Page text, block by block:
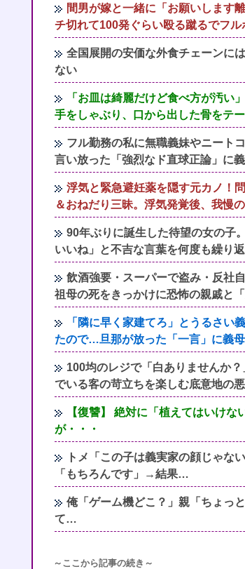
間男が嫁と一緒に「お願いします
チ切れて100発ぐらい殴る蹴るでフ
全国展開の安価な外食チェーンに
ない
「お皿は綺麗だけど食べ方が汚
手をしゃぶり、口から出した骨をテ
フル勤務の私に無職義妹やニート
言い放った「強烈なド直球正論」に
浮気と緊急避妊薬を隠す元カノ！
＆おねだり三昧。浮気発覚後、我慢
90年ぶりに誕生した待望の女の子
いいね」と不吉な言葉を何度も繰り
飲酒強要・スーパーで盗み・反社
祖母の死をきっかけに恐怖の親戚と
「隣に早く家建てろ」とうるさい
たので…旦那が放った「一言」に義
100均のレジで「白ありませんか
でいる客の苛立ちを楽しむ底意地の
【復讐】 絶対に「植えてはいけ
が・・・
トメ「この子は義実家の顔じゃな
「もちろんです」→結果…
俺「ゲーム機どこ？」親「ちょっ
て…
～ここから記事の続き～